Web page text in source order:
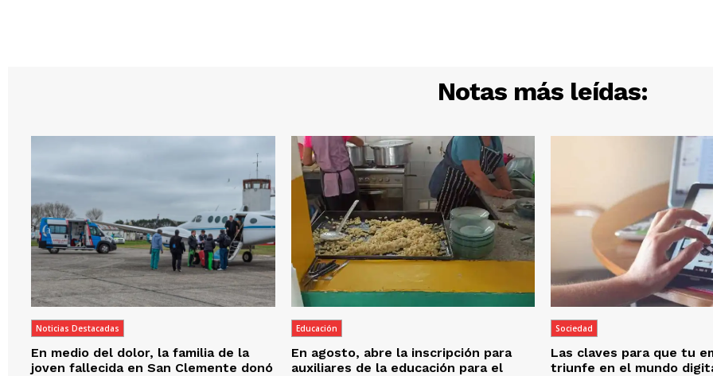
Notas más leídas:
Noticias Destacadas
En medio del dolor, la familia de la
joven fallecida en San Clemente donó
Educación
En agosto, abre la inscripción para
auxiliares de la educación para el
Sociedad
Las claves para que tu
triunfe en el mundo